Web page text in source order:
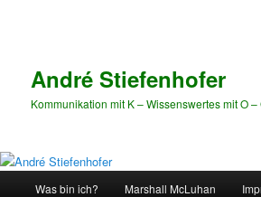
André Stiefenhofer
Kommunikation mit K – Wissenswertes mit O
Was bin ich? Marshall McLuhan